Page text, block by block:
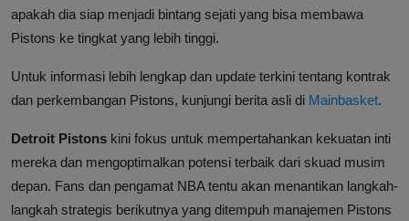
apakah dia siap menjadi bintang sejati yang bisa membawa
Pistons ke tingkat yang lebih tinggi.
Untuk informasi lebih lengkap dan update terkini tentang kontrak
dan perkembangan Pistons, kunjungi berita asli di Mainbasket.
Detroit Pistons kini fokus untuk mempertahankan kekuatan inti
mereka dan mengoptimalkan potensi terbaik dari skuad musim
depan. Fans dan pengamat NBA tentu akan menantikan langkah-
langkah strategis berikutnya yang ditempuh manajemen Pistons